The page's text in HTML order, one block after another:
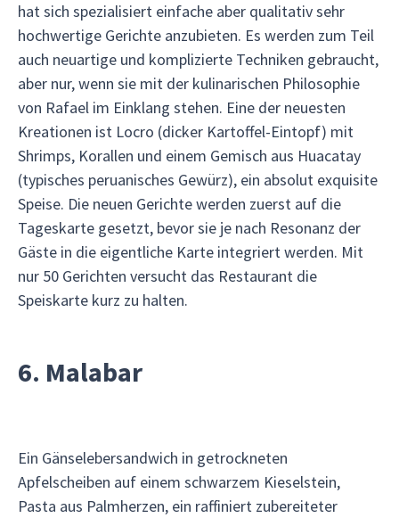
hat sich spezialisiert einfache aber qualitativ sehr
hochwertige Gerichte anzubieten. Es werden zum Teil
auch neuartige und komplizierte Techniken gebraucht,
aber nur, wenn sie mit der kulinarischen Philosophie
von Rafael im Einklang stehen. Eine der neuesten
Kreationen ist Locro (dicker Kartoffel-Eintopf) mit
Shrimps, Korallen und einem Gemisch aus Huacatay
(typisches peruanisches Gewürz), ein absolut exquisite
Speise. Die neuen Gerichte werden zuerst auf die
Tageskarte gesetzt, bevor sie je nach Resonanz der
Gäste in die eigentliche Karte integriert werden. Mit
nur 50 Gerichten versucht das Restaurant die
Speiskarte kurz zu halten.
6. Malabar
Ein Gänselebersandwich in getrockneten
Apfelscheiben auf einem schwarzem Kieselstein,
Pasta aus Palmherzen, ein raffiniert zubereiteter